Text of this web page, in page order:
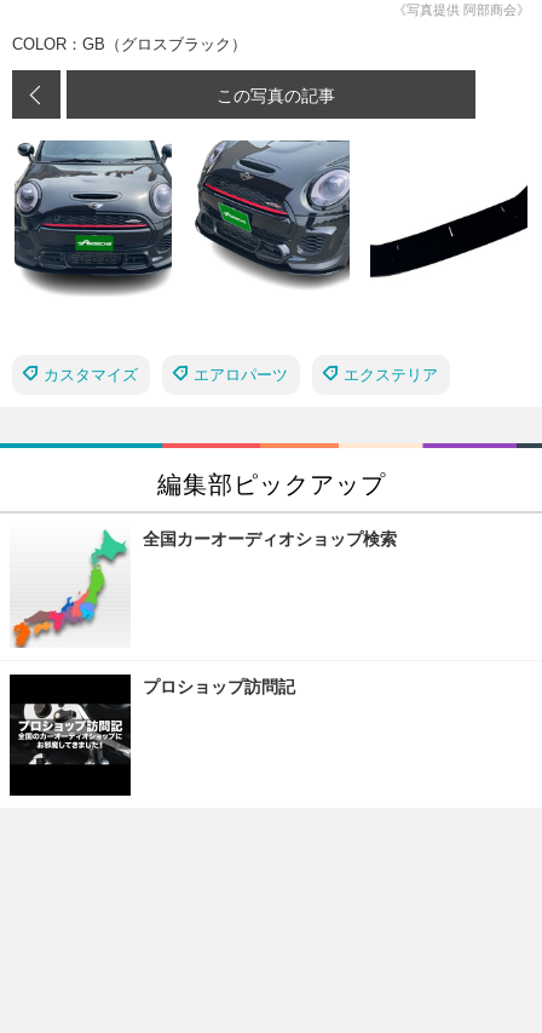
《写真提供 阿部商会》
COLOR：GB（グロスブラック）
この写真の記事
カスタマイズ エアロパーツ エクステリア
編集部ピックアップ
全国カーオーディオショップ検索
プロショップ訪問記